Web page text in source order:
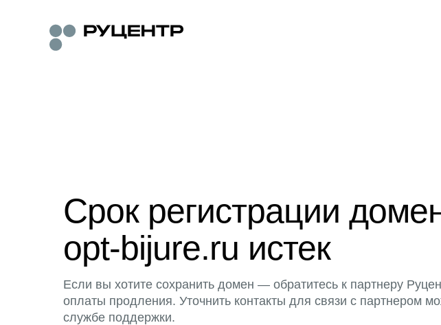
Срок регистрации
opt-bijure.ru истек
Если вы хотите сохранить домен — обратитесь к партнеру
оплаты продления. Уточнить контакты для связи с партнером
службе поддержки.